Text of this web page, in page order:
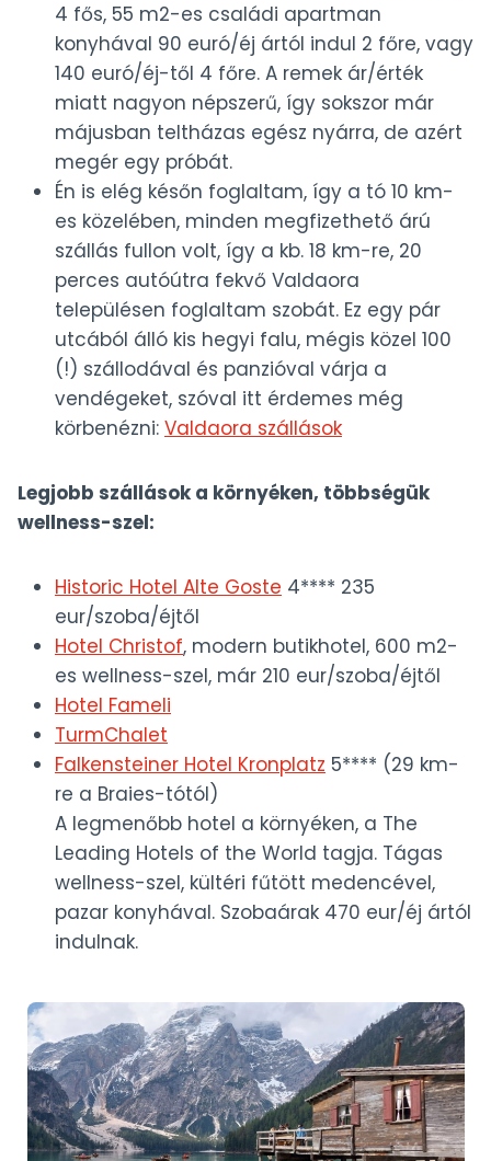
4 fős, 55 m2-es családi apartman
konyhával 90 euró/éj ártól indul 2 főre, vagy
140 euró/éj-től 4 főre. A remek ár/érték
miatt nagyon népszerű, így sokszor már
májusban teltházas egész nyárra, de azért
megér egy próbát.
Én is elég későn foglaltam, így a tó 10 km-
es közelében, minden megfizethető árú
szállás fullon volt, így a kb. 18 km-re, 20
perces autóútra fekvő Valdaora
településen foglaltam szobát. Ez egy pár
utcából álló kis hegyi falu, mégis közel 100
(!) szállodával és panzióval várja a
vendégeket, szóval itt érdemes még
körbenézni: Valdaora szállások
Legjobb szállások a környéken, többségük
wellness-szel:
Historic Hotel Alte Goste 4**** 235
eur/szoba/éjtől
Hotel Christof, modern butikhotel, 600 m2-
es wellness-szel, már 210 eur/szoba/éjtől
Hotel Fameli
TurmChalet
Falkensteiner Hotel Kronplatz 5**** (29 km-
re a Braies-tótól)
A legmenőbb hotel a környéken, a The
Leading Hotels of the World tagja. Tágas
wellness-szel, kültéri fűtött medencével,
pazar konyhával. Szobaárak 470 eur/éj ártól
indulnak.